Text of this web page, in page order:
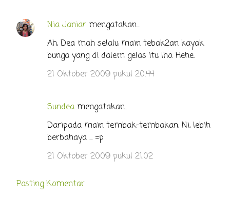
Nia Janiar mengatakan…
Ah, Dea mah selalu main tebak2an kayak
bunga yang di dalem gelas itu lho. Hehe.
21 Oktober 2009 pukul 20.44
Sundea mengatakan…
Daripada main tembak-tembakan, Ni, lebih
berbahaya ... =p
21 Oktober 2009 pukul 21.02
Posting Komentar